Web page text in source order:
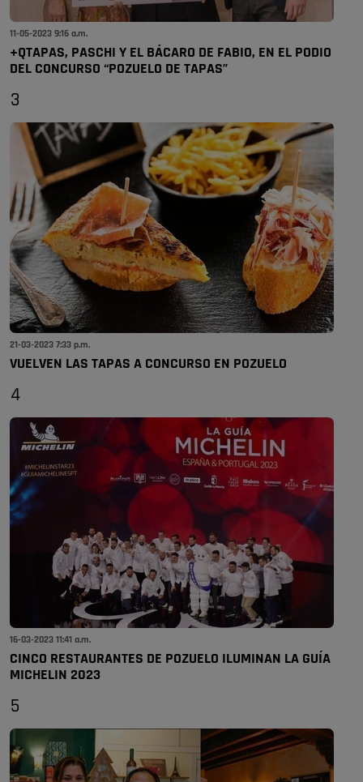
11-05-2023 9:16 a.m.
+QTAPAS, PASCHI Y EL BÁCARO DE FABIO, EN EL PODIO
DEL CONCURSO “POZUELO DE TAPAS”
3
21-03-2023 7:33 p.m.
VUELVEN LAS TAPAS A CONCURSO EN POZUELO
4
16-03-2023 11:41 a.m.
CINCO RESTAURANTES DE POZUELO ILUMINAN LA GUÍA
MICHELIN 2023
5